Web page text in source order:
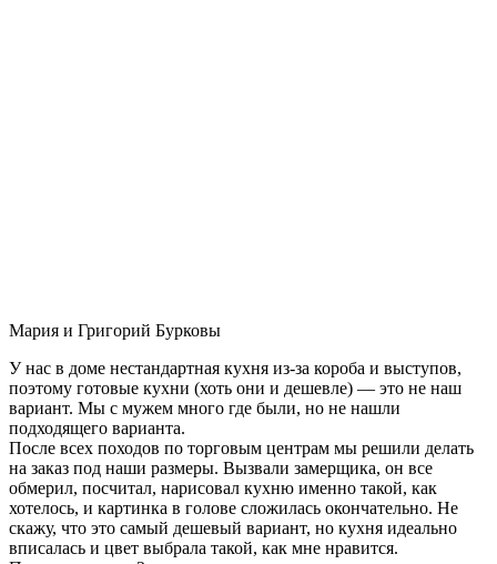
Мария и Григорий Бурковы
У нас в доме нестандартная кухня из-за короба и выступов,
поэтому готовые кухни (хоть они и дешевле) — это не наш
вариант. Мы с мужем много где были, но не нашли
подходящего варианта.
После всех походов по торговым центрам мы решили делать
на заказ под наши размеры. Вызвали замерщика, он все
обмерил, посчитал, нарисовал кухню именно такой, как
хотелось, и картинка в голове сложилась окончательно. Не
скажу, что это самый дешевый вариант, но кухня идеально
вписалась и цвет выбрала такой, как мне нравится.